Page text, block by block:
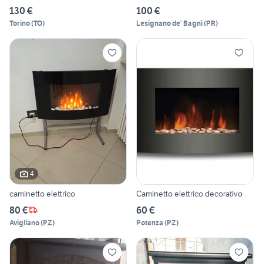
130 €
Torino(TO)
100 €
Lesignano de' Bagni(PR)
4
caminetto elettrico
80 €
Avigliano(PZ)
Caminetto elettrico decorativo
60 €
Potenza (PZ)